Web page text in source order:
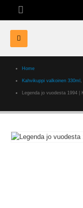
Home
Kahvikuppi valkoinen 330ml
Legenda jo vuodesta 1994 |